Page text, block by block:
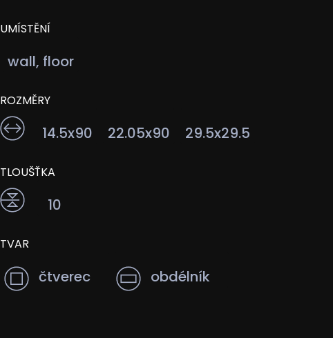
UMÍSTĚNÍ
wall, floor
ROZMĚRY
14.5x90 22.05x90 29.5x29.5
TLOUŠŤKA
10
TVAR
čtverec obdélník